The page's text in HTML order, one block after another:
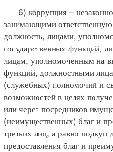
6) коррупция –
занимающими
должность, лицами,
государственных функций,
лицам, уполномоченным на
функций, должностными
(служебных) полномочий и
возможностей в целях
или через посредников
(неимущественных) благ и
третьих лиц, а равно подкуп
предоставления благ и